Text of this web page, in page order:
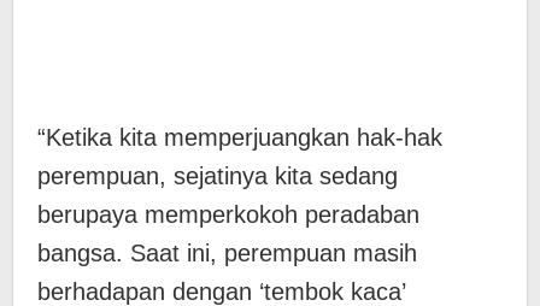
“Ketika kita memperjuangkan hak-hak
perempuan, sejatinya kita sedang
berupaya memperkokoh peradaban
bangsa. Saat ini, perempuan masih
berhadapan dengan ‘tembok kaca’